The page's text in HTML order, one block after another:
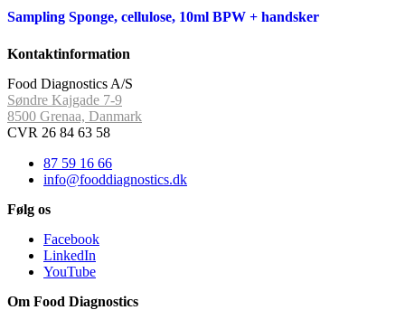
Sampling Sponge, cellulose, 10ml BPW + handsker
Kontaktinformation
Food Diagnostics A/S
Søndre Kajgade 7-9
8500 Grenaa, Danmark
CVR 26 84 63 58
87 59 16 66
info@fooddiagnostics.dk
Følg os
Facebook
LinkedIn
YouTube
Om Food Diagnostics